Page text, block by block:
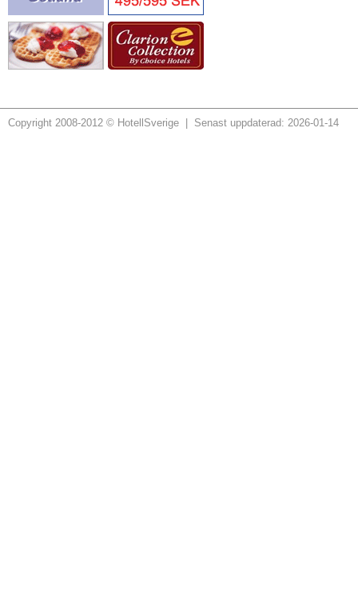
Copyright 2008-2012 © HotellSverige | Senast uppdaterad: 2026-01-14